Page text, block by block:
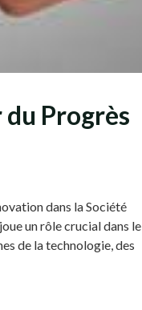
du Progrès
dans la Société
un rôle crucial dans le
de la technologie, des